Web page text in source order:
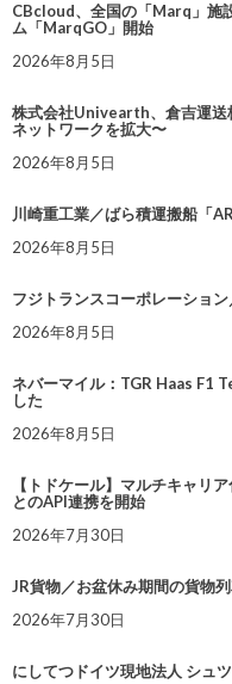
CBcloud、全国の「Marq」施
ム「MarqGO」開始
2026年8月5日
株式会社Univearth、倉吉運送
ネットワークを拡大〜
2026年8月5日
川崎重工業／ばら積運搬船「
2026年8月5日
フジトランスコーポレーショ
2026年8月5日
ネバーマイル：TGR Haas F1
した
2026年8月5日
【トドケール】マルチキャリ
とのAPI連携を開始
2026年7月30日
JR貨物／お盆休み期間の貨物
2026年7月30日
にしてつドイツ現地法人 シュ